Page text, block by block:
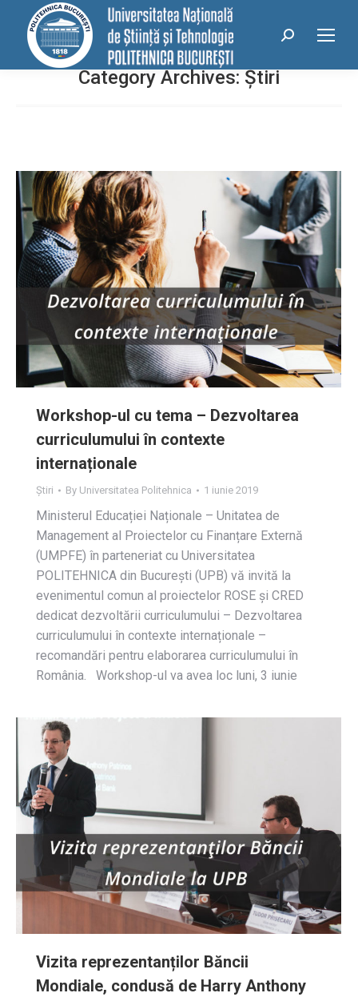
conținut
Search:
Category Archives: Știri
Workshop-ul cu tema – Dezvoltarea
curriculumului în contexte
internaționale
Știri By Universitatea Politehnica 1 iunie 2019
Ministerul Educației Naționale – Unitatea de
Management al Proiectelor cu Finanțare Externă
(UMPFE) în parteneriat cu Universitatea
POLITEHNICA din București (UPB) vă invită la
evenimentul comun al proiectelor ROSE și CRED
dedicat dezvoltării curriculumului – Dezvoltarea
curriculumului în contexte internaționale –
recomandări pentru elaborarea curriculumului în
România. Workshop-ul va avea loc luni, 3 iunie
Vizita reprezentanților Băncii
Mondiale, condusă de Harry Anthony